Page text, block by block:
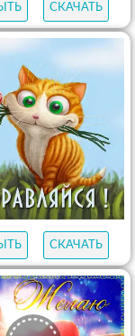
СКАЧАТЬ
СКАЧАТЬ